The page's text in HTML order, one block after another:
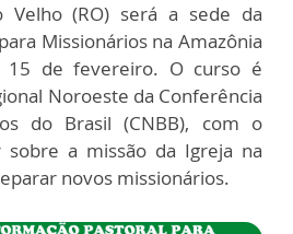
Velho (RO) será a sede da
Missionários na Amazônia
de fevereiro. O curso é
Noroeste da Conferência
do Brasil (CNBB), com o
a missão da Igreja na
novos missionários.